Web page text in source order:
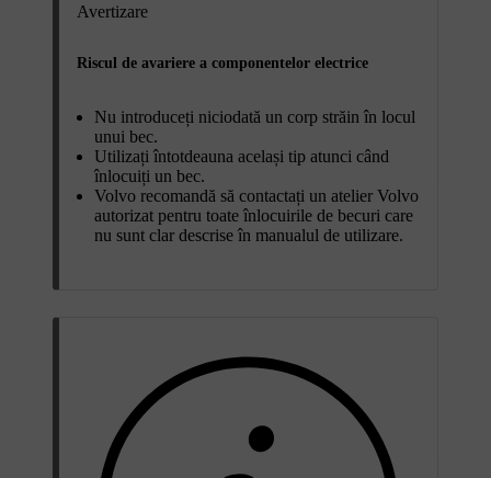
Avertizare
Riscul de avariere a componentelor electrice
Nu introduceți niciodată un corp străin în locul
unui bec.
Utilizați întotdeauna același tip atunci când
înlocuiți un bec.
Volvo recomandă să contactați un atelier Volvo
autorizat pentru toate înlocuirile de becuri care
nu sunt clar descrise în manualul de utilizare.